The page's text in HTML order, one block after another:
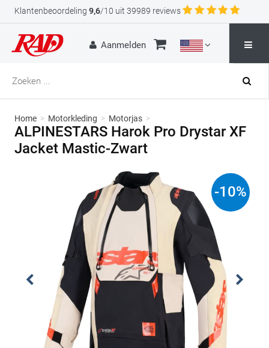
Klantenbeoordeling 9,6/10 uit 39989 reviews
Aanmelden
Home > Motorkleding > Motorjas >
ALPINESTARS Harok Pro Drystar XF
Jacket Mastic-Zwart
-10%